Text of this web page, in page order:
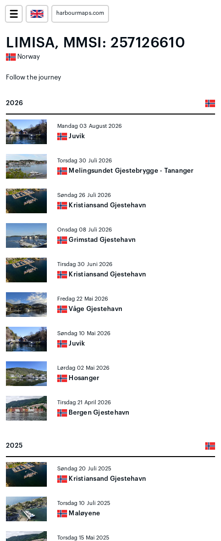
harbourmaps.com
LIMISA, MMSI: 257126610
Norway
Follow the journey
2026
Mandag 03 August 2026
Juvik
Torsdag 30 Juli 2026
Melingsundet Gjestebrygge - Tananger
Søndag 26 Juli 2026
Kristiansand Gjestehavn
Onsdag 08 Juli 2026
Grimstad Gjestehavn
Tirsdag 30 Juni 2026
Kristiansand Gjestehavn
Fredag 22 Mai 2026
Våge Gjestehavn
Søndag 10 Mai 2026
Juvik
Lørdag 02 Mai 2026
Hosanger
Tirsdag 21 April 2026
Bergen Gjestehavn
2025
Søndag 20 Juli 2025
Kristiansand Gjestehavn
Torsdag 10 Juli 2025
Maløyene
Torsdag 15 Mai 2025